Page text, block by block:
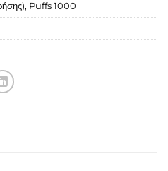
, Puffs 1000